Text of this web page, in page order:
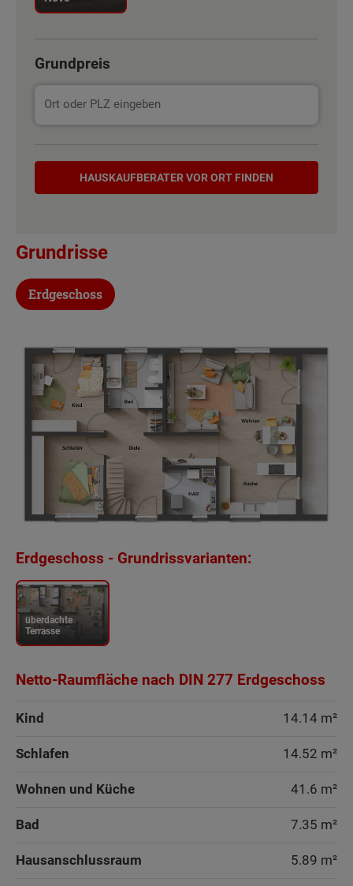
Grundpreis
Hauskaufberater
HAUSKAUF­BERATER VOR ORT FINDEN
Grundrisse
Erdgeschoss
Erdgeschoss - Grundrissvarianten:
überdachte
Terrasse
Netto-Raumfläche nach DIN 277 Erdgeschoss
Kind 14.14 m²
Schlafen 14.52 m²
Wohnen und Küche 41.6 m²
Bad 7.35 m²
Hausanschlussraum 5.89 m²